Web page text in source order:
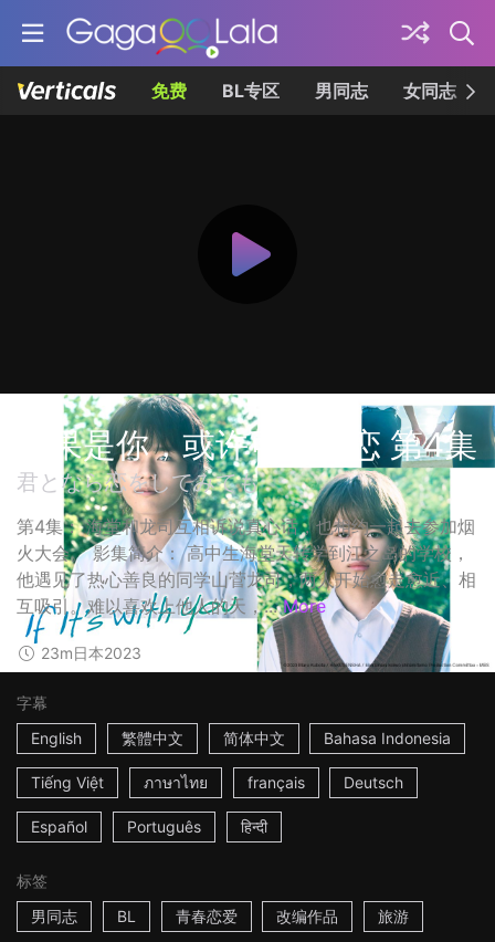
免费 BL专区 男同志 女同志
如果是你，或许可以相恋 第4集
君となら恋をしてみても
第4集： 海堂和龙司互相诉说真心话，也相约一起去参加烟
火大会。 影集简介： 高中生海堂天转学到江之岛的学校，
他遇见了热心善良的同学山菅龙司，两人开始愈走愈近、相
互吸引。难以喜欢上他人的天，... More
23m日本2023
字幕
English
繁體中文 简体中文 Bahasa Indonesia
Tiếng Việt ภาษาไทย français Deutsch
Español Português हिन्दी
标签
男同志
BL 青春恋爱 改编作品 旅游